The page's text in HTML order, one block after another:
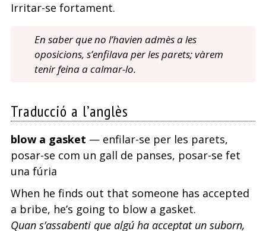
Irritar-se fortament.
En saber que no l’havien admès a les
oposicions, s’enfilava per les parets; vàrem
tenir feina a calmar-lo.
Traducció a l’anglès
blow a gasket — enfilar-se per les parets,
posar-se com un gall de panses, posar-se fet
una fúria
When he finds out that someone has accepted
a bribe, he’s going to blow a gasket.
Quan s’assabenti que algú ha acceptat un suborn,